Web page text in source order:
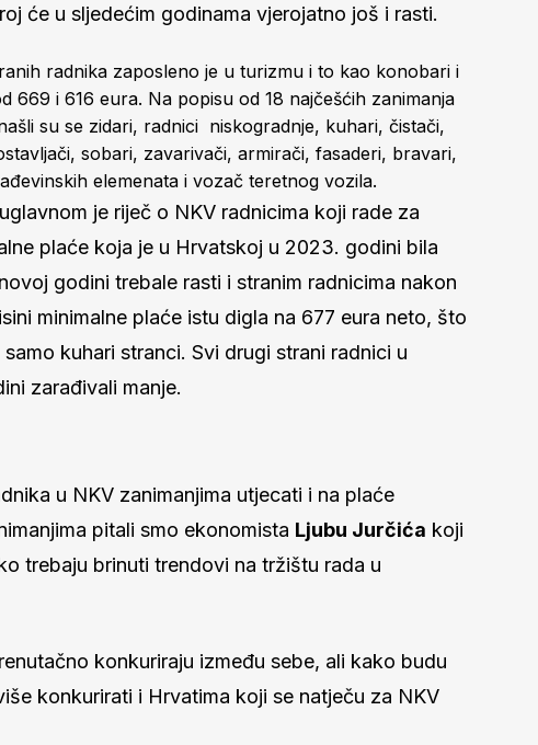
će u sljedećim godinama vjerojatno još i rasti.
radnika zaposleno je u turizmu i to kao konobari i
669 i 616 eura. Na popisu od 18 najčešćih zanimanja
su se zidari, radnici niskogradnje, kuhari, čistači,
sobari, zavarivači, armirači, fasaderi, bravari,
elemenata i vozač teretnog vozila.
je riječ o NKV radnicima koji rade za
plaće koja je u Hrvatskoj u 2023. godini bila
godini trebale rasti i stranim radnicima nakon
minimalne plaće istu digla na 677 eura neto, što
kuhari stranci. Svi drugi strani radnici u
zarađivali manje.
u NKV zanimanjima utjecati i na plaće
pitali smo ekonomista Ljubu Jurčića koji
trebaju brinuti trendovi na tržištu rada u
konkuriraju između sebe, ali kako budu
konkurirati i Hrvatima koji se natječu za NKV